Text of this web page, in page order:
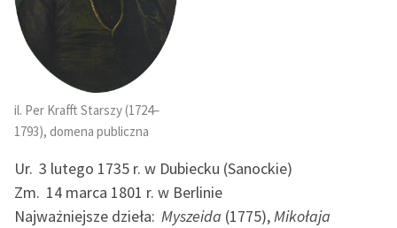
il. Per Krafft Starszy (1724–
1793), domena publiczna
Ur. 3 lutego 1735 r. w Dubiecku (Sanockie)
Zm. 14 marca 1801 r. w Berlinie
Najważniejsze dzieła: Myszeida (1775),Mikołaja